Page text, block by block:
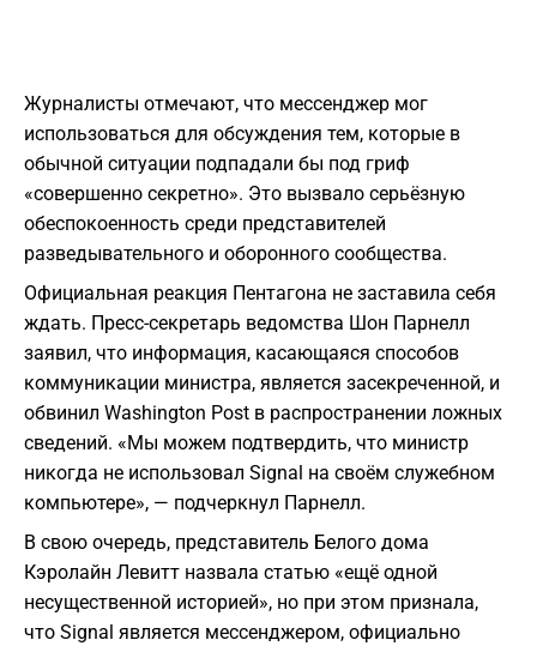
Журналисты отмечают, что мессенджер мог
использоваться для обсуждения тем, которые в
обычной ситуации подпадали бы под гриф
«совершенно секретно». Это вызвало серьёзную
обеспокоенность среди представителей
разведывательного и оборонного сообщества.
Официальная реакция Пентагона не заставила себя
ждать. Пресс-секретарь ведомства Шон Парнелл
заявил, что информация, касающаяся способов
коммуникации министра, является засекреченной, и
обвинил Washington Post в распространении ложных
сведений. «Мы можем подтвердить, что министр
никогда не использовал Signal на своём служебном
компьютере», — подчеркнул Парнелл.
В свою очередь, представитель Белого дома
Кэролайн Левитт назвала статью «ещё одной
несущественной историей», но при этом признала,
что Signal является мессенджером, официально